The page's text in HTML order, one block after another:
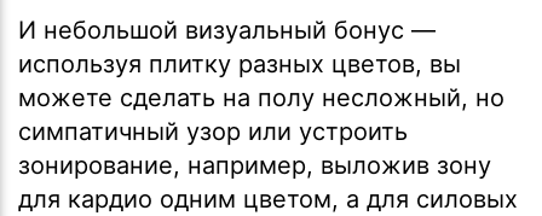
И небольшой визуальный бонус —
используя плитку разных цветов, вы
можете сделать на полу несложный, но
симпатичный узор или устроить
зонирование, например, выложив зону
для кардио одним цветом, а для силовых